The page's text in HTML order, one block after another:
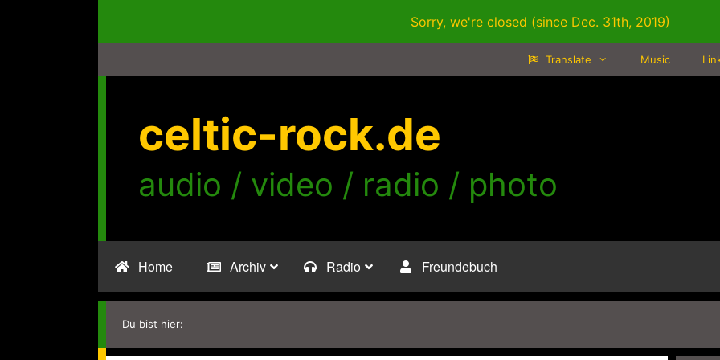
Sorry, we're closed (since Dec. 31th, 2019)
Translate Music
celtic-rock.de
audio / video / radio / photo
Home Archiv Radio Freundebuch
Du bist hier: